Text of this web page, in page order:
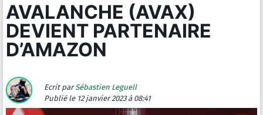
AVALANCHE (AVAX)
DEVIENT PARTENAIRE
D’AMAZON
Ecrit parSébastien Leguell
Publié le 12 janvier 2023 à 08:41